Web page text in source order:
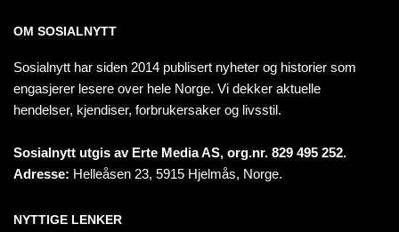
OM SOSIALNYTT
Sosialnytt har siden 2014 publisert nyheter og historier som
engasjerer lesere over hele Norge. Vi dekker aktuelle
hendelser, kjendiser, forbrukersaker og livsstil.
Sosialnytt utgis av Erte Media AS, org.nr. 829 495 252.
Adresse: Helleåsen 23, 5915 Hjelmås, Norge.
NYTTIGE LENKER